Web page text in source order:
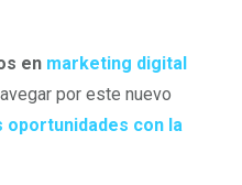
en marketing digital
por este nuevo
oportunidades con la